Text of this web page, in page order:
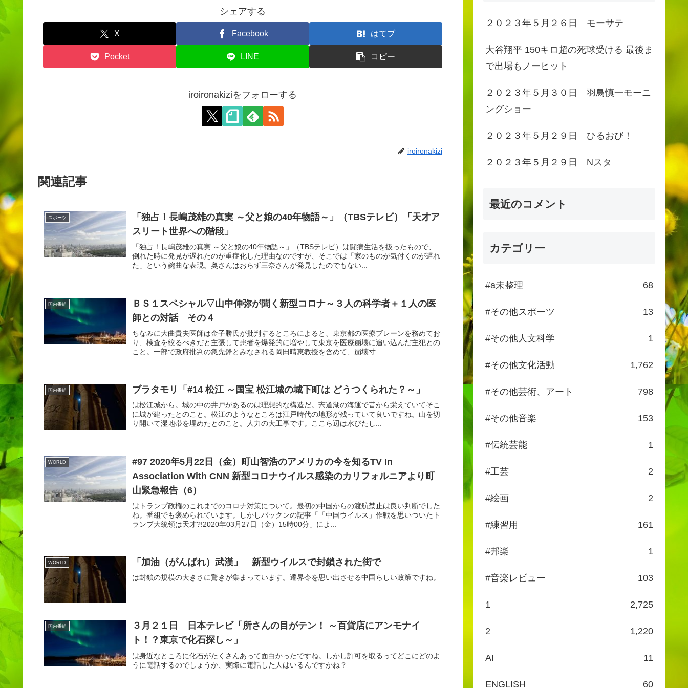
シェアする
X Facebook はてブ
Pocket LINE コピー
iroironakiziをフォローする
iroironakizi
関連記事
スポーツ
「独占！長嶋茂雄の真実 ～父と娘の40年物語～」（TBSテレビ）「天才ア
スリート世界への階段」
「独占！長嶋茂雄の真実 ～父と娘の40年物語～」（TBSテレビ）は闘病生活を扱ったもので、
倒れた時に発見が遅れたのが重症化した理由なのですが、そこでは「家のものが気付くのが遅れ
た」という婉曲な表現。奥さんはおらず三奈さんが発見したのでもない...
国内番組
ＢＳ１スペシャル▽山中伸弥が聞く新型コロナ～３人の科学者＋１人の医
師との対話 その４
ちなみに大曲貴夫医師は金子勝氏が批判するところによると、東京都の医療ブレーンを務めてお
り、検査を絞るべきだと主張して患者を爆発的に増やして東京を医療崩壊に追い込んだ主犯との
こと。一部で政府批判の急先鋒とみなされる岡田晴恵教授を含めて、崩壊寸...
国内番組 ブラタモリ「#14 松江 ～国宝 松江城の城下町は どうつくられた？～」
は松江城から。城の中の井戸があるのは理想的な構造だ。宍道湖の海運で昔から栄えていてそこ
に城が建ったとのこと。松江のようなところは江戸時代の地形が残っていて良いですね。山を切
り開いて湿地帯を埋めたとのこと。人力の大工事です。ここら辺は水びたし...
WORLD
#97 2020年5月22日（金）町山智浩のアメリカの今を知るTV In
Association With CNN 新型コロナウイルス感染のカリフォルニアより町
山緊急報告（6）
はトランプ政権のこれまでのコロナ対策について。最初の中国からの渡航禁止は良い判断でした
ね。番組でも褒められています。しかしパックンの記事「「中国ウイルス」作戦を思いついたト
ランプ大統領は天才?!2020年03月27日（金）15時00分」によ...
WORLD 「加油（がんばれ）武漢」 新型ウイルスで封鎖された街で
は封鎖の規模の大きさに驚きが集まっています。遷界令を思い出させる中国らしい政策ですね。
国内番組
３月２１日 日本テレビ「所さんの目がテン！ ～百貨店にアンモナイ
ト！？東京で化石探し～」
は身近なところに化石がたくさんあって面白かったですね。しかし許可を取るってどこにどのよ
うに電話するのでしょうか、実際に電話した人はいるんですかね？
２０２３年５月２６日 モーサテ
大谷翔平 150キロ超の死球受ける 最後ま
で出場もノーヒット
２０２３年５月３０日 羽鳥慎一モーニ
ングショー
２０２３年５月２９日 ひるおび！
２０２３年５月２９日 Nスタ
最近のコメント
カテゴリー
#a未整理 68
#その他スポーツ 13
#その他人文科学 1
#その他文化活動 1,762
#その他芸術、アート 798
#その他音楽 153
#伝統芸能 1
#工芸 2
#絵画 2
#練習用 161
#邦楽 1
#音楽レビュー 103
1 2,725
2 1,220
AI 11
ENGLISH 60